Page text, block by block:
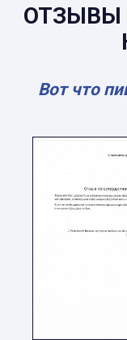
ОТЗЫВЫ
Вот что